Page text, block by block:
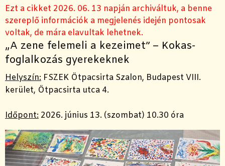
Ezt a cikket 2026. 06. 13 napján archiváltuk, a benne
szereplő információk a megjelenés idején pontosak
voltak, de mára elavultak lehetnek.
„A zene felemeli a kezeimet” – Kokas-
foglalkozás gyerekeknek
Helyszín: FSZEK Ötpacsirta Szalon, Budapest VIII.
kerület, Ötpacsirta utca 4.
Időpont: 2026. június 13. (szombat) 10.30 óra